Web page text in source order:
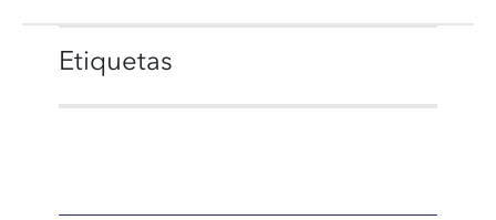
Etiquetas